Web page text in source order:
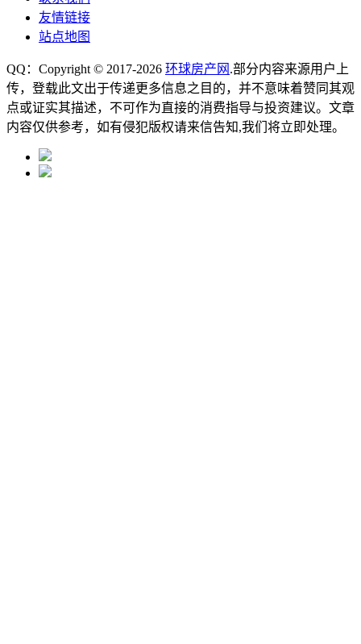
友情链接
站点地图
QQ：Copyright © 2017-2026 环球房产网 .部分内容来源用户上
传，登载此文出于传递更多信息之目的，并不意味着赞同其观
点或证实其描述，不可作为直接的消费指导与投资建议。文章
内容仅供参考，如有侵犯版权请来信告知,我们将立即处理。